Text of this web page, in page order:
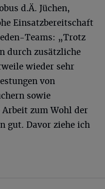
d.Ä. Jüchen,
Einsatzbereitschaft
Teams: „Trotz
durch zusätzliche
wieder sehr
von
sowie
zum Wohl der
gut. Davor ziehe ich